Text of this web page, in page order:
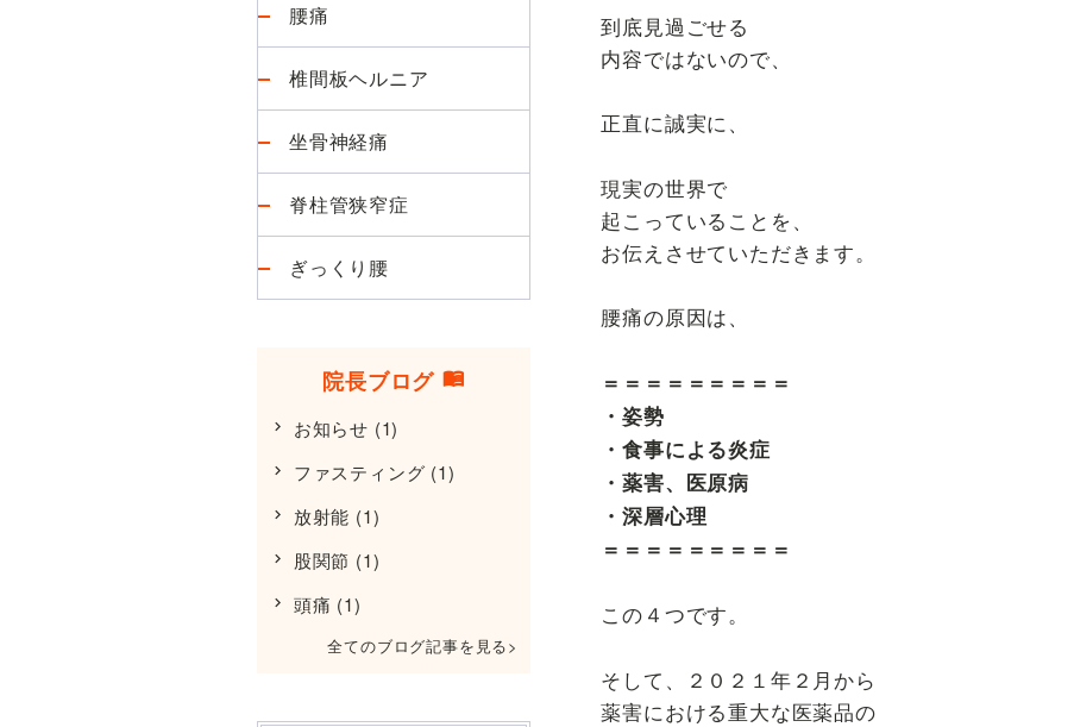
到底見過ごせる
内容ではないので、
正直に誠実に、
現実の世界で
起こっていることを、
お伝えさせていただきます。
腰痛の原因は、
＝＝＝＝＝＝＝＝＝
・姿勢
・食事による炎症
・薬害、医原病
・深層心理
＝＝＝＝＝＝＝＝＝
この４つです。
そして、２０２１年２月から
薬害における重大な医薬品の
腰痛
椎間板ヘルニア
坐骨神経痛
脊柱管狭窄症
ぎっくり腰
院長ブログ
お知らせ (1)
ファスティング (1)
放射能 (1)
股関節 (1)
頭痛 (1)
全てのブログ記事を見る